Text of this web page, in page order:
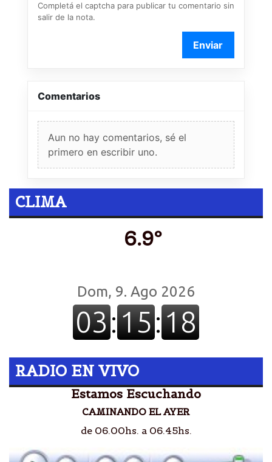
Completá el captcha para publicar tu comentario sin
salir de la nota.
Enviar
Comentarios
Aun no hay comentarios, sé el
primero en escribir uno.
CLIMA
6.9º
RADIO EN VIVO
Estamos Escuchando
CAMINANDO EL AYER
de 06.00hs. a 06.45hs.